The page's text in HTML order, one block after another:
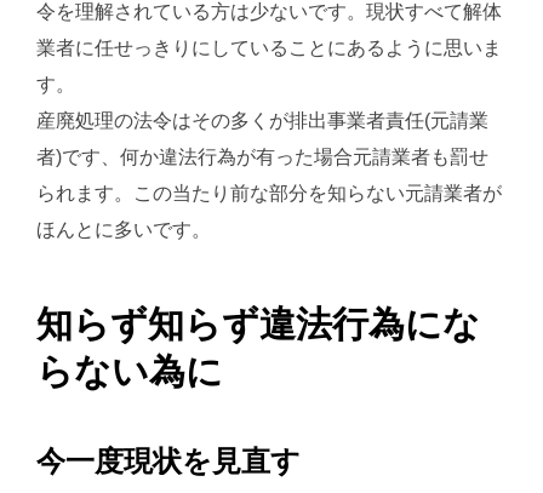
令を理解されている方は少ないです。現状すべて解体
業者に任せっきりにしていることにあるように思いま
す。
産廃処理の法令はその多くが排出事業者責任(元請業
者)です、何か違法行為が有った場合元請業者も罰せ
られます。この当たり前な部分を知らない元請業者が
ほんとに多いです。
知らず知らず違法行為にな
らない為に
今一度現状を見直す